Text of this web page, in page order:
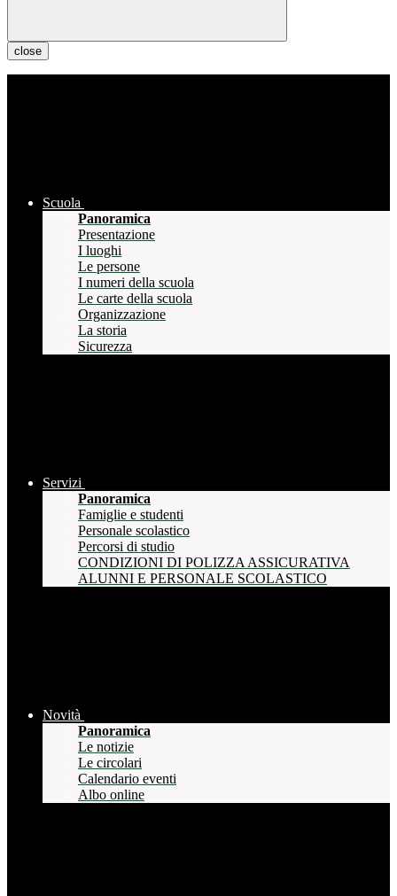
close
Scuola
Panoramica
Presentazione
I luoghi
Le persone
I numeri della scuola
Le carte della scuola
Organizzazione
La storia
Sicurezza
Servizi
Panoramica
Famiglie e studenti
Personale scolastico
Percorsi di studio
CONDIZIONI DI POLIZZA ASSICURATIVA
ALUNNI E PERSONALE SCOLASTICO
Novità
Panoramica
Le notizie
Le circolari
Calendario eventi
Albo online